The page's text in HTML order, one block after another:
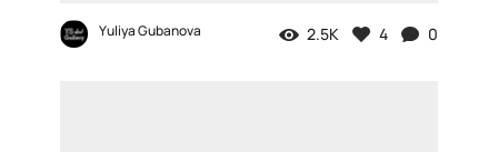
Yuliya Gubanova 2.5K 4 0